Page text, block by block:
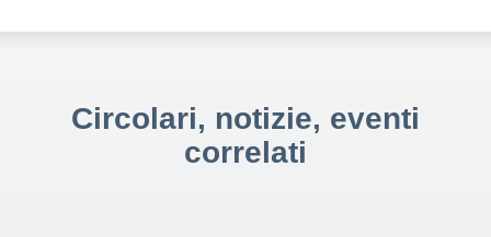
Circolari, notizie, eventi
correlati